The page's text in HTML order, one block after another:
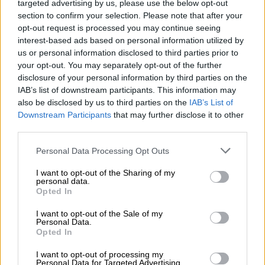
targeted advertising by us, please use the below opt-out
section to confirm your selection. Please note that after your
opt-out request is processed you may continue seeing
interest-based ads based on personal information utilized by
us or personal information disclosed to third parties prior to
your opt-out. You may separately opt-out of the further
disclosure of your personal information by third parties on the
IAB’s list of downstream participants. This information may
also be disclosed by us to third parties on the IAB’s List of
Downstream Participants that may further disclose it to other
Please note that this website/app uses one or more Google
not limited to your visit or usage behaviour. You may click to
grant or deny consent to Google and its third-party tags to
use your data for below specified purposes in below Google
consent section.
Personal Data Processing Opt Outs
I want to opt-out of the Sharing of my
personal data.
Opted In
I want to opt-out of the Sale of my
Personal Data.
Opted In
I want to opt-out of processing my
Personal Data for Targeted Advertising.
όλους».
«Οι εκπρόσωποί μου έχουν πολύ θετικές
συζητήσεις με τοΙράνκαι αυτές οι
συζητήσεις θα μπορούσαν να οδηγήσουν σε
κάτι πολύ θετικό για όλους», έγραψε ο Τραμπ
σε ανάρτησή του στο Truth Social.
Ηεκεχειρίαισχύει από τις 8 Απριλίου, μετά
από σχεδόν 40 ημέρες ισραηλινών και
αμερικανικών αεροπορικών επιδρομών στο
Ιράν και αντίποινα της
Τεχεράνης
περιοχή. Ωστόσο, οι διαπραγματεύσεις μετά
την έναρξη της κατάπαυσης του πυρός έχουν
βαλτώσει.
Axios: Η νέα πρωτοβουλία για τα
Στενά του Ορμούζ δεν θα